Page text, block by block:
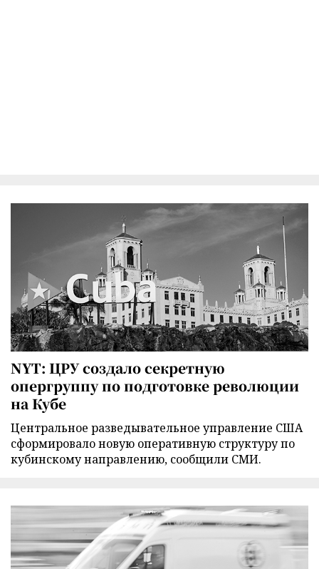
NYT: ЦРУ создало секретную
опергруппу по подготовке революции
на Кубе
Центральное разведывательное управление США
сформировало новую оперативную структуру по
кубинскому направлению, сообщили СМИ.